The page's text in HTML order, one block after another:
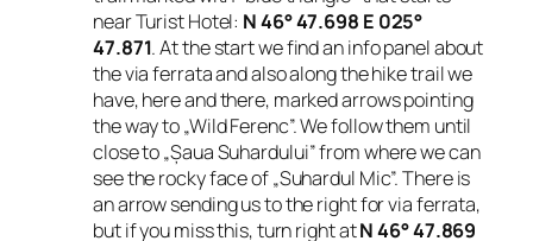
near Turist Hotel: N 46° 47.698 E 025°
47.871. At the start we find an info panel about
the via ferrata and also along the hike trail we
have, here and there, marked arrows pointing
the way to „Wild Ferenc”. We follow them until
close to „Șaua Suhardului”from where we can
see the rocky face of „Suhardul Mic”. There is
an arrow sending us to the right for via ferrata,
but if you miss this, turn right atN 46° 47.869